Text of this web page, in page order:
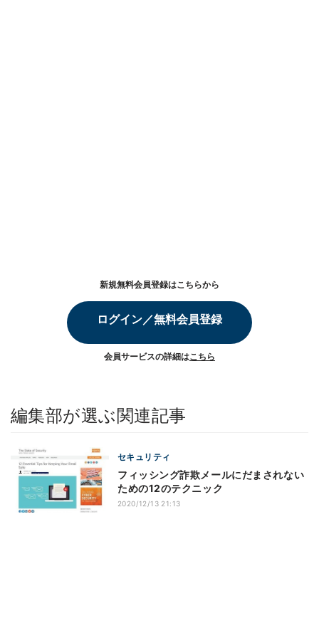
新規無料会員登録はこちらから
ログイン／無料会員登録
会員サービスの詳細はこちら
編集部が選ぶ関連記事
セキュリティ
フィッシング詐欺メールにだまされない
ための12のテクニック
2020/12/13 21:13